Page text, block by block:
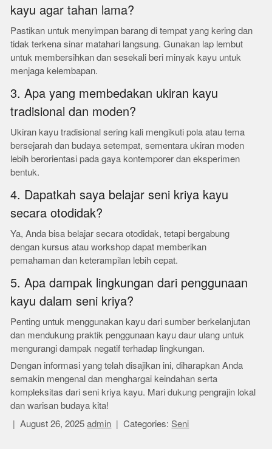
kayu agar tahan lama?
Pastikan untuk menyimpan barang di tempat yang kering dan
tidak terkena sinar matahari langsung. Gunakan lap lembut
untuk membersihkan dan sesekali beri minyak kayu untuk
menjaga kelembapan.
3. Apa yang membedakan ukiran kayu
tradisional dan moden?
Ukiran kayu tradisional sering kali mengikuti pola atau tema
bersejarah dan budaya setempat, sementara ukiran moden
lebih berorientasi pada gaya kontemporer dan eksperimen
bentuk.
4. Dapatkah saya belajar seni kriya kayu
secara otodidak?
Ya, Anda bisa belajar secara otodidak, tetapi bergabung
dengan kursus atau workshop dapat memberikan
pemahaman dan keterampilan lebih cepat.
5. Apa dampak lingkungan dari penggunaan
kayu dalam seni kriya?
Penting untuk menggunakan kayu dari sumber berkelanjutan
dan mendukung praktik penggunaan kayu daur ulang untuk
mengurangi dampak negatif terhadap lingkungan.
Dengan informasi yang telah disajikan ini, diharapkan Anda
semakin mengenal dan menghargai keindahan serta
kompleksitas dari seni kriya kayu. Mari dukung pengrajin lokal
dan warisan budaya kita!
August 26, 2025 admin Categories:Seni